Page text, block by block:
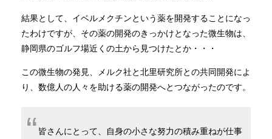
結果として、イベルメクチンという薬を開発することになっ
たわけですが、その薬の開発のきっかけとなった微生物は、
静岡県のゴルフ場近くの土から見つけたとか・・・
この微生物の発見、メルク社と北里研究所との共同開発によ
り、数億人の人々を助ける薬の開発へとつながったのです。
皆さんにとって、自身の小さな努力の積み重ねが仕事